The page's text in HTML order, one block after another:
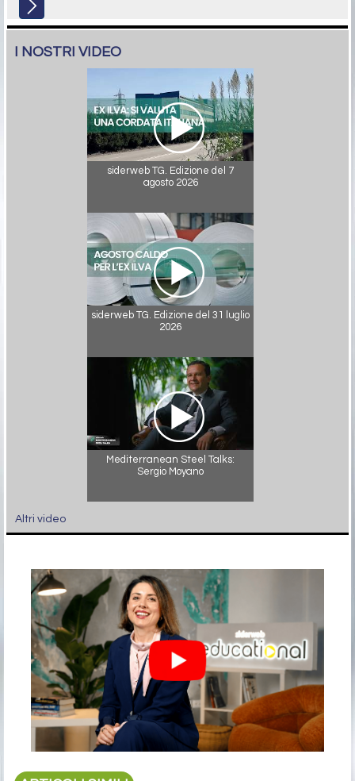
I NOSTRI VIDEO
siderweb TG. Edizione del 7
agosto 2026
siderweb TG. Edizione del 31 luglio
2026
Mediterranean Steel Talks:
Sergio Moyano
Altri video